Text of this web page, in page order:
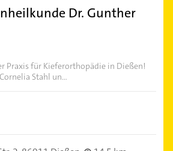
Dr. Gunther
Praxis für Kieferorthopädie in Dießen!
Stahl un...